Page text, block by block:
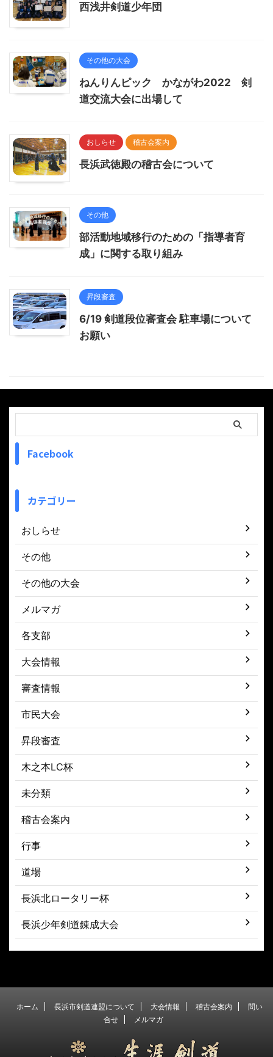
西浅井剣道少年団
その他の大会
ねんりんピック かながわ2022 剣
道交流大会に出場して
おしらせ 稽古会案内
長浜武徳殿の稽古会について
その他
部活動地域移行のための「指導者育
成」に関する取り組み
昇段審査
6/19 剣道段位審査会 駐車場について
お願い
Facebook
カテゴリー
おしらせ
その他
その他の大会
メルマガ
各支部
大会情報
審査情報
市民大会
昇段審査
木之本LC杯
未分類
稽古会案内
行事
道場
長浜北ロータリー杯
長浜少年剣道錬成大会
ホーム 長浜市剣道連盟について 大会情報 稽古会案内
問い
合せ
メルマガ